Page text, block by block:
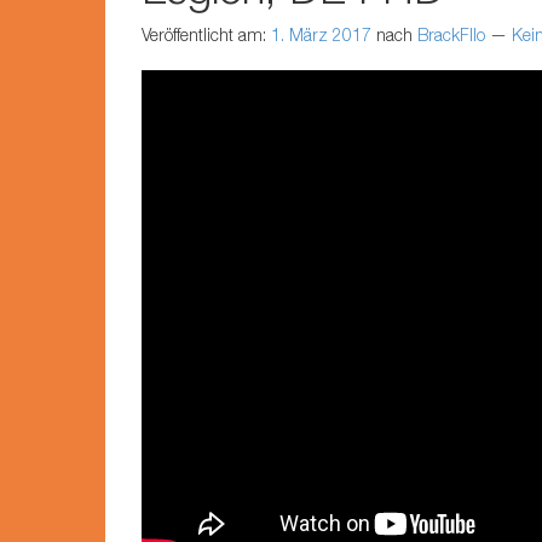
Veröffentlicht am: 1. März 2017 nach BrackFllo —